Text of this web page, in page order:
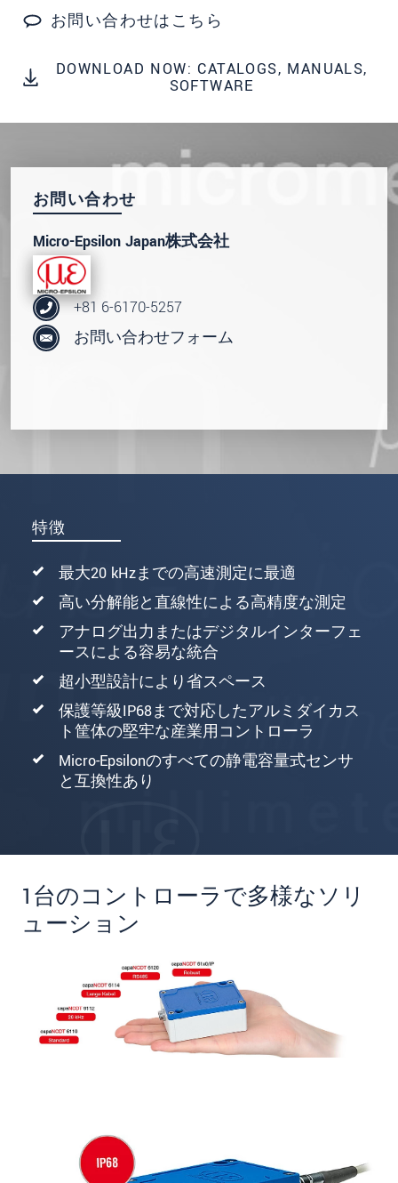
お問い合わせはこちら
DOWNLOAD NOW: CATALOGS, MANUALS,
SOFTWARE
特徴
最大20 kHzまでの高速測定に最適
高い分解能と直線性による高精度な測定
アナログ出力またはデジタルインターフェ
ースによる容易な統合
超小型設計により省スペース
保護等級IP68まで対応したアルミダイカス
ト筐体の堅牢な産業用コントローラ
Micro-Epsilonのすべての静電容量式センサ
と互換性あり
お問い合わせ
Micro-Epsilon Japan株式会社
+81 6-6170-5257
お問い合わせフォーム
1台のコントローラで多様なソリ
ューション